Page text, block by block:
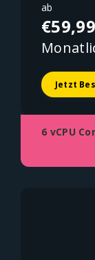
ab
Jetzt
6 vCPU